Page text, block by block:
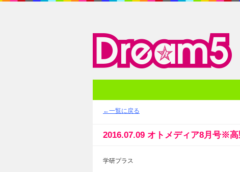
←一覧に戻る
2016.07.09 オトメディア8月号※
学研プラス